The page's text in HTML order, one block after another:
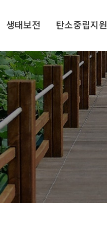
생태보전 탄소중립지원